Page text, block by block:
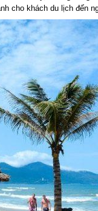
cho khách du lịch đến